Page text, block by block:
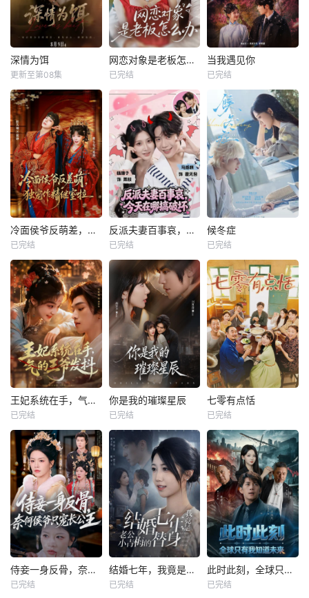
深情为饵
更新至第08集
网恋对象是老板怎么办
已完结
当我遇见你
已完结
冷面侯爷反萌差，独宠作精继室啦
已完结
反派夫妻百事哀，今天在哪搞破坏
已完结
候冬症
已完结
王妃系统在手，气的王爷发抖
已完结
你是我的璀璨星辰
已完结
七零有点恬
已完结
侍妾一身反骨，奈何侯爷只宠长公主
已完结
结婚七年，我竟是老公小青梅的替身
已完结
此时此刻，全球只有我知道未来
已完结